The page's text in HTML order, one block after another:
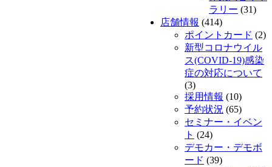
ラリー (31)
店舗情報 (414)
ポイントカード (2)
新型コロナウイル
ス(COVID-19)感染
症の対応について
(3)
採用情報 (10)
予約状況 (65)
セミナー・イベン
ト (24)
デモカー・デモボ
ード (39)